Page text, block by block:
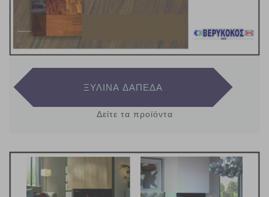
ΞΥΛΙΝΑ ΔΑΠΕΔΑ
Δείτε τα προϊόντα